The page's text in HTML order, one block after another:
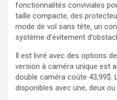
fonctionnalités conviviales
taille compacte, des
mode de vol sans tête, un
système d’évitement
Il est livré avec des options
version à caméra unique est
double caméra coûte 43,99$.
disponibles avec une, deux